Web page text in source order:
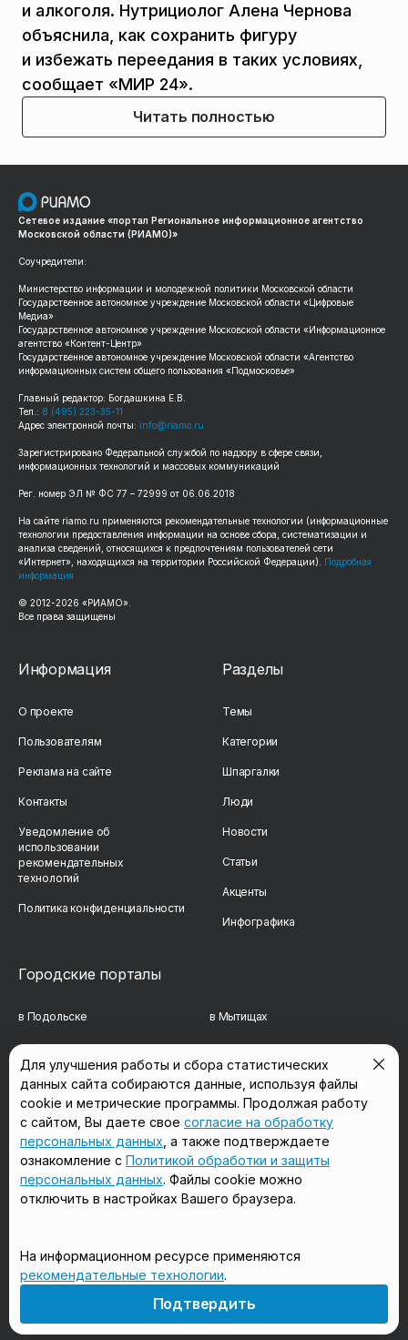
и алкоголя. Нутрициолог Алена Чернова
объяснила, как сохранить фигуру
и избежать переедания в таких условиях,
сообщает «МИР 24».
Читать полностью
Сетевое издание «портал Региональное информационное агентство
Московской области (РИАМО)»
Соучредители:
Министерство информации и молодежной политики Московской области
Государственное автономное учреждение Московской области «Цифровые
Медиа»
Государственное автономное учреждение Московской области «Информационное
агентство «Контент-Центр»
Государственное автономное учреждение Московской области «Агентство
информационных систем общего пользования «Подмосковье»
Главный редактор: Богдашкина Е.В.
Тел.: 8 (495) 223-35-11
Адрес электронной почты: info@riamo.ru
Зарегистрировано Федеральной службой по надзору в сфере связи,
информационных технологий и массовых коммуникаций
Рег. номер ЭЛ № ФС 77 – 72999 от 06.06.2018
На сайте riamo.ru применяются рекомендательные технологии (информационные
технологии предоставления информации на основе сбора, систематизации и
анализа сведений, относящихся к предпочтениям пользователей сети
«Интернет», находящихся на территории Российской Федерации).
Подробная
информация
© 2012-2026 «РИАМО».
Все права защищены
Информация
О проекте
Пользователям
Реклама на сайте
Контакты
Уведомление об
использовании
рекомендательных
технологий
Политика конфиденциальности
Разделы
Темы
Категории
Шпаргалки
Люди
Новости
Статьи
Акценты
Инфографика
Городские порталы
в Подольске в Мытищах
в Сергиевом Посаде в Люберцах
в Красногорске в Королёве
в Домодедово в Щёлково
18+
Мы в соцсетях
Для улучшения работы и сбора статистических
данных сайта собираются данные, используя файлы
cookie и метрические программы. Продолжая работу
с сайтом, Вы даете свое согласие на обработку
персональных данных , а также подтверждаете
ознакомление с Политикой обработки и защиты
персональных данных. Файлы cookie можно
отключить в настройках Вашего браузера.
На информационном ресурсе применяются
рекомендательные технологии.
Подтвердить